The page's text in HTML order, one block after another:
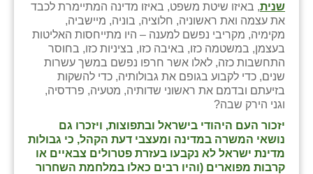
שנית, באיזו שיטת משפט, באיזו מדינה המתיימרת לכבד
את עצמה ואת ראשוניה, חלוציה, בוניה, מיישביה,
מקימיה, מקריבי נפשם למענה – היו מתייחסות האליטות
בעצמן, במשטמה כזו, באיבה כזו, בציניות כזו, בחוסר
התחשבות כזה, לאלו אשר חרפו נפשם במשך עשרות
שנים, כדי לקבוע בגופם את גבולותיה, כדי להשקות
בזיעתם ובדמם את ראשוני שדותיה, מטעיה, פרדסיה,
וגני הירק שבה?
יזכור העם היהודי בישראל ובתפוצות, ויזכרו גם
נושאי המשרה במדינה ומעצבי דעת הקהל, כי גבולות
מדינת ישראל לא נקבעו בעזרת פטרולים צבאיים או
קרבות מפוארים (והיו רבים כאלו במלחמת השחרור
נאות הכיכר
נווה אטי״ב
נהריה (אג״ש)
ניר צבי
עין חצבה
עין תמר